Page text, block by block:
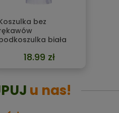
bez
biała
18.99 zł
u nas!